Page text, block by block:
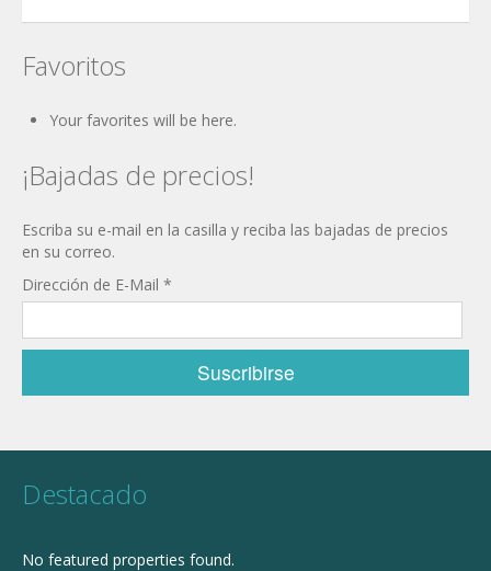
Favoritos
Your favorites will be here.
¡Bajadas de precios!
Escriba su e-mail en la casilla y reciba las bajadas de precios
en su correo.
Dirección de E-Mail *
Destacado
No featured properties found.